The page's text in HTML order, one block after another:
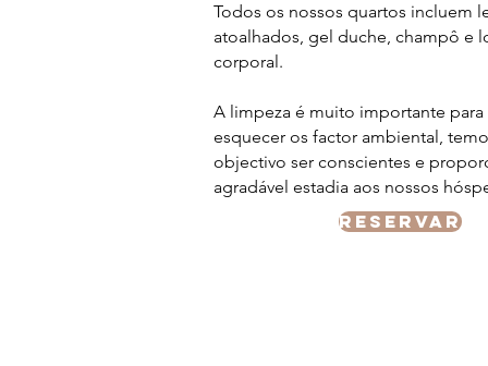
Todos os nossos quartos incluem
atoalhados, gel duche, champô e
corporal.
A limpeza é muito importante para
esquecer os factor ambiental,
objectivo ser conscientes e
agradável estadia aos nossos
reservar